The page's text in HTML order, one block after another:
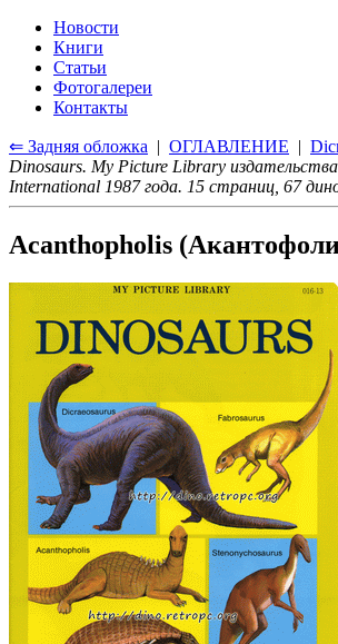
Новости
Книги
Статьи
Фотогалереи
Контакты
⇐ Задняя обложка | ОГЛАВЛЕНИЕ |
Dinosaurs. My Picture Library
International 1987 года. 15 страниц, 67
Acanthopholis